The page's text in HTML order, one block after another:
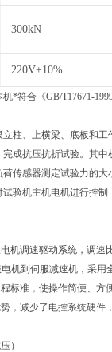
300kN
220V±10%
机*符合《GB/T17671-
柱、上横梁、底板和
成抗压抗折试验。其
传感器测定试验力的
验机主机电机进行控
机调速驱动系统，调速
机到伺服减速机，采用
标准，使操作简便、方
，减少了电控系统硬件
）